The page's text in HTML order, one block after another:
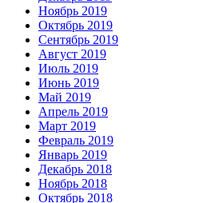
Ноябрь 2019
Октябрь 2019
Сентябрь 2019
Август 2019
Июль 2019
Июнь 2019
Май 2019
Апрель 2019
Март 2019
Февраль 2019
Январь 2019
Декабрь 2018
Ноябрь 2018
Октябрь 2018